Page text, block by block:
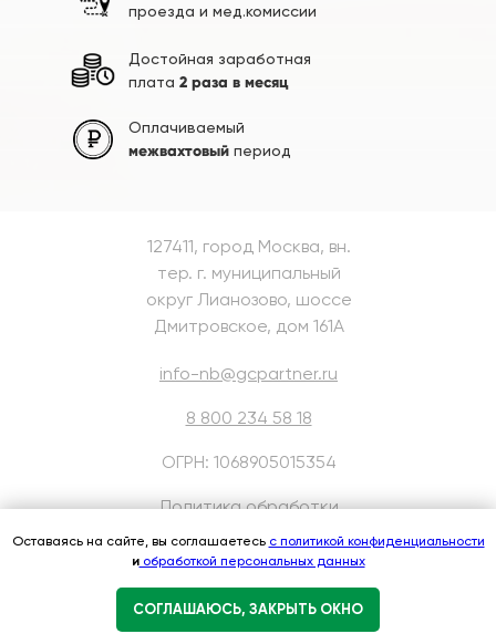
проезда и мед.комиссии
Оплачиваемый
межвахтовый период
Достойная заработная
плата 2 раза в месяц
127411, город Москва, вн.
тер. г. муниципальный
округ Лианозово, шоссе
Дмитровское, дом 161А
8 800 234 58 18
info-nb@gcpartner.ru
ОГРН: 1068905015354
Политика обработки
персональных данных
персональных данных
Оставаясь на сайте, вы соглашаетесь с политикой конфиденциальности
иобработкой персональных данных
СОГЛАШАЮСЬ, ЗАКРЫТЬ ОКНО